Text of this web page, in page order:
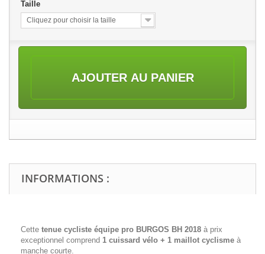
Taille
Cliquez pour choisir la taille
AJOUTER AU PANIER
INFORMATIONS :
Cette tenue cycliste équipe pro BURGOS BH 2018 à prix
exceptionnel comprend 1 cuissard vélo + 1 maillot cyclisme à
manche courte.